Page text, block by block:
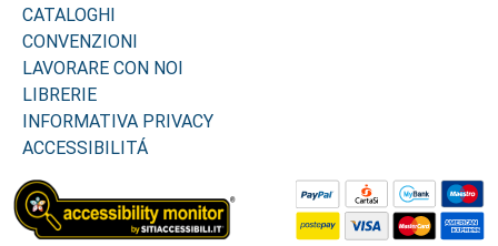
CATALOGHI
CONVENZIONI
LAVORARE CON NOI
LIBRERIE
INFORMATIVA PRIVACY
ACCESSIBILITÁ